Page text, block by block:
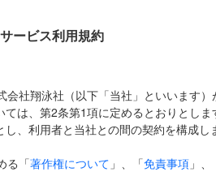
ービス利用規約
会社翔泳社（以下「当社」といいます
ては、第2条第1項に定めるとおりとし
、利用者と当社との間の契約を構成し
る「著作権について 」、「免責事項 」、